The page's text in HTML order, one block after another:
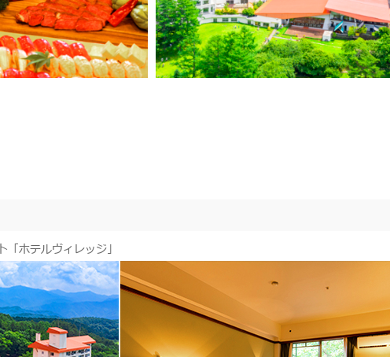
ホテルヴィレッジ」